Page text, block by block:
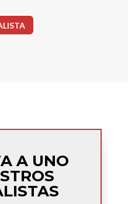
A UNO